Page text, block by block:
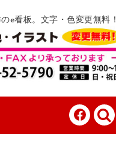
e看板。文字・色変更無料！